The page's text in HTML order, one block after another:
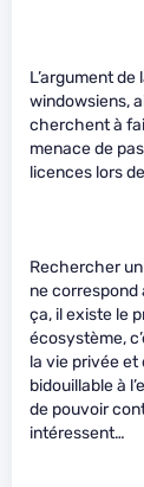
L’argument
windowsiens,
cherchent à
menace de
licences lors
Rechercher
ne correspond
ça, il existe le
écosystème,
la vie privée et
bidouillable à
de pouvoir
intéressent…